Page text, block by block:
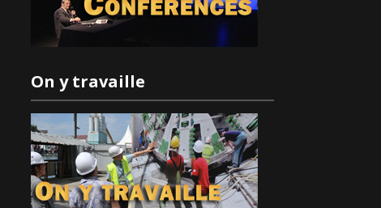
On y travaille